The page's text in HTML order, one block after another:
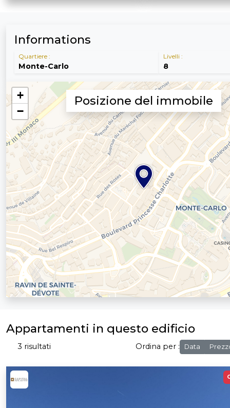
Informations
Quartiere :
Monte-Carlo
Livelli :
8
Posizione del immobile
Appartamenti in questo edificio
3 risultati Ordina per : Data